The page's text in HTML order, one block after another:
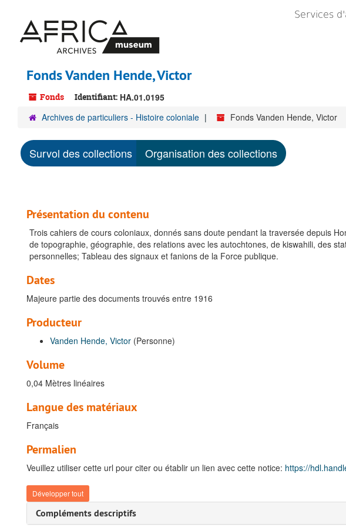
contenu
principal
Services
Fonds Vanden Hende, Victor
Fonds Identifiant: HA.01.0195
Archives de particuliers - Histoire coloniale Fonds Vanden Hende, Victor
Survol des collections Organisation des collections
Présentation du contenu
Trois cahiers de cours coloniaux, donnés sans doute pendant la traversée depuis
de topographie, géographie, des relations avec les autochtones, de kiswahili, des
personnelles; Tableau des signaux et fanions de la Force publique.
Dates
Majeure partie des documents trouvés entre 1916
Producteur
Vanden Hende, Victor (Personne)
Volume
0,04 Mètres linéaires
Langue des matériaux
Français
Permalien
Veuillez utiliser cette url pour citer ou établir un lien avec cette notice: https://
Développer tout
Compléments descriptifs